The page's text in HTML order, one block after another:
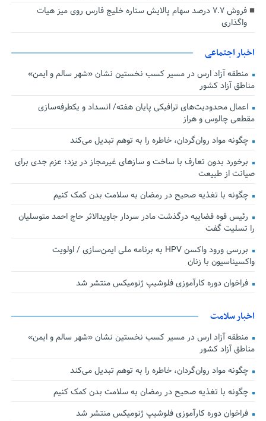
فروش ۷.۷ درصد سهام پالایش ستاره خلیج فارس روی میز هیات
واگذاری
اخبار اجتماعی
منطقه آزاد ارس در مسیر کسب نخستین نشان «شهر سالم و ایمن»
مناطق آزاد کشور
اعمال محدودیت‌های ترافیکی پایان هفته/ انسداد و یکطرفه‌سازی
مقطعی چالوس و هراز
چگونه مواد روان‌گردان، خاطره را به توهم تبدیل می‌کند
برخورد بدون تعارف با ساخت‌ و سازهای غیرمجاز در یزد؛ عزم جدی برای
صیانت از طبیعت
چگونه با تغذیه صحیح در رمضان به سلامت بدن کمک کنیم
رئیس قوه قضاییه درگذشت مادر سردار جاویدالاثر حاج احمد متوسلیان
را تسلیت گفت
بررسی ورود واکسن HPV به برنامه ملی ایمن‌سازی / اولویت
واکسیناسیون با زنان
فراخوان دوره کارآموزی فلوشیپ ژنومیکس منتشر شد
اخبار سلامت
منطقه آزاد ارس در مسیر کسب نخستین نشان «شهر سالم و ایمن»
مناطق آزاد کشور
چگونه مواد روان‌گردان، خاطره را به توهم تبدیل می‌کند
چگونه با تغذیه صحیح در رمضان به سلامت بدن کمک کنیم
فراخوان دوره کارآموزی فلوشیپ ژنومیکس منتشر شد